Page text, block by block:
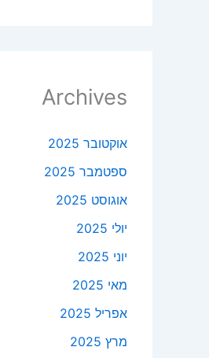
Archives
אוקטובר 2025
ספטמבר 2025
אוגוסט 2025
יולי 2025
יוני 2025
מאי 2025
אפריל 2025
מרץ 2025